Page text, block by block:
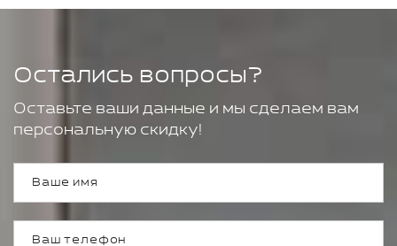
Остались вопросы?
Оставьте ваши данные и мы сделаем вам
персональную скидку!